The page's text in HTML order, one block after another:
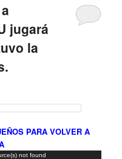
jugará
la
PARA VOLVER A
not found